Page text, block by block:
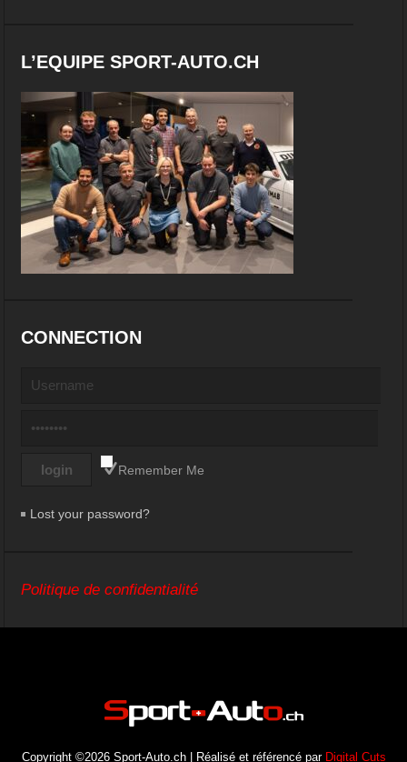
L’EQUIPE SPORT-AUTO.CH
CONNECTION
Remember Me
Lost your password?
Politique de confidentialité
Copyright ©2026 Sport-Auto.ch | Réalisé et référencé par Digital Cuts